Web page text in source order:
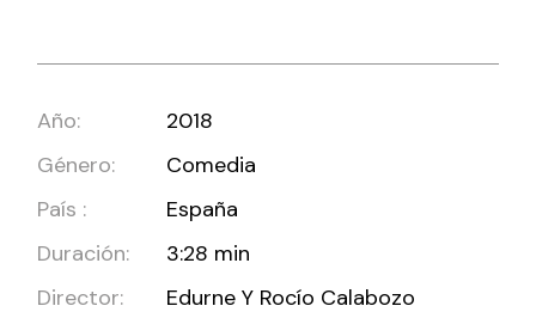
Año:
2018
Género:
Comedia
País :
España
Duración:
3:28 min
Director:
Edurne Y Rocío Calabozo